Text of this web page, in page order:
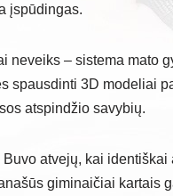
įspūdingas.
neveiks – sistema mato
spausdinti 3D modeliai
atspindžio savybių.
atvejų, kai
giminaičiai kartais